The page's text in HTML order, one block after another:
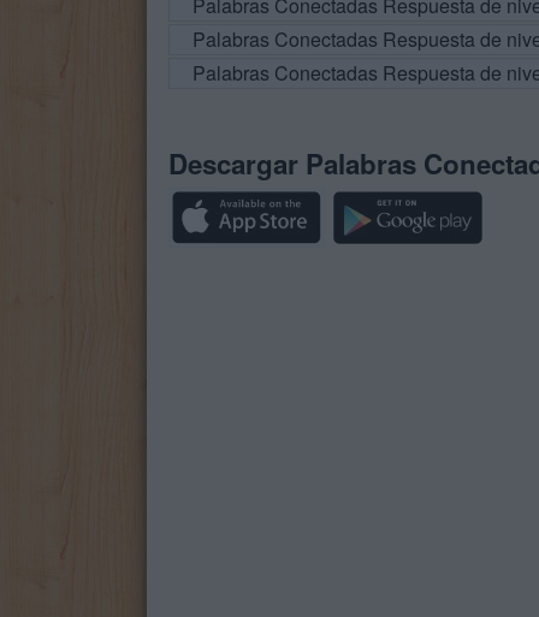
Palabras Conectadas Respuesta de
Palabras Conectadas Respuesta de
Descargar Palabras